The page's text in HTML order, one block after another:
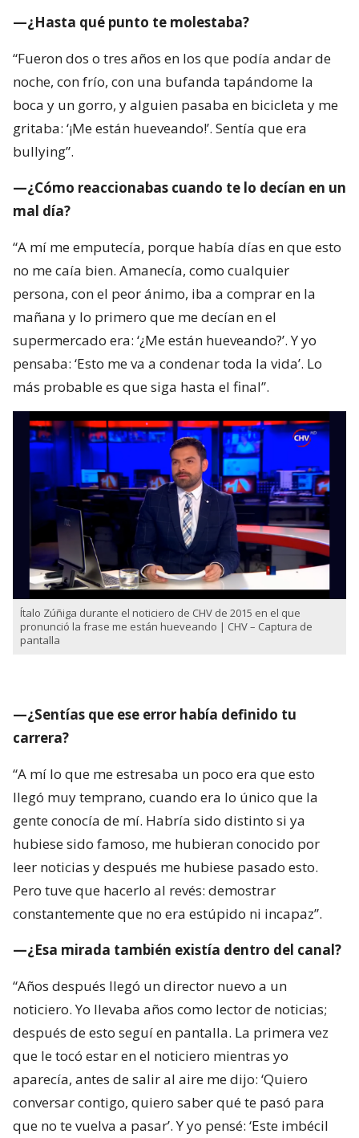
—¿Hasta qué punto te molestaba?
“Fueron dos o tres años en los que podía andar de
noche, con frío, con una bufanda tapándome la
boca y un gorro, y alguien pasaba en bicicleta y me
gritaba: ‘¡Me están hueveando!’. Sentía que era
bullying”.
—¿Cómo reaccionabas cuando te lo decían en un
mal día?
“A mí me emputecía, porque había días en que esto
no me caía bien. Amanecía, como cualquier
persona, con el peor ánimo, iba a comprar en la
mañana y lo primero que me decían en el
supermercado era: ‘¿Me están hueveando?’. Y yo
pensaba: ‘Esto me va a condenar toda la vida’. Lo
más probable es que siga hasta el final”.
Ítalo Zúñiga durante el noticiero de CHV de 2015 en el que
pronunció la frase me están hueveando | CHV – Captura de
pantalla
—¿Sentías que ese error había definido tu
carrera?
“A mí lo que me estresaba un poco era que esto
llegó muy temprano, cuando era lo único que la
gente conocía de mí. Habría sido distinto si ya
hubiese sido famoso, me hubieran conocido por
leer noticias y después me hubiese pasado esto.
Pero tuve que hacerlo al revés: demostrar
constantemente que no era estúpido ni incapaz”.
—¿Esa mirada también existía dentro del canal?
“Años después llegó un director nuevo a un
noticiero. Yo llevaba años como lector de noticias;
después de esto seguí en pantalla. La primera vez
que le tocó estar en el noticiero mientras yo
aparecía, antes de salir al aire me dijo: ‘Quiero
conversar contigo, quiero saber qué te pasó para
que no te vuelva a pasar’. Y yo pensé: ‘Este imbécil